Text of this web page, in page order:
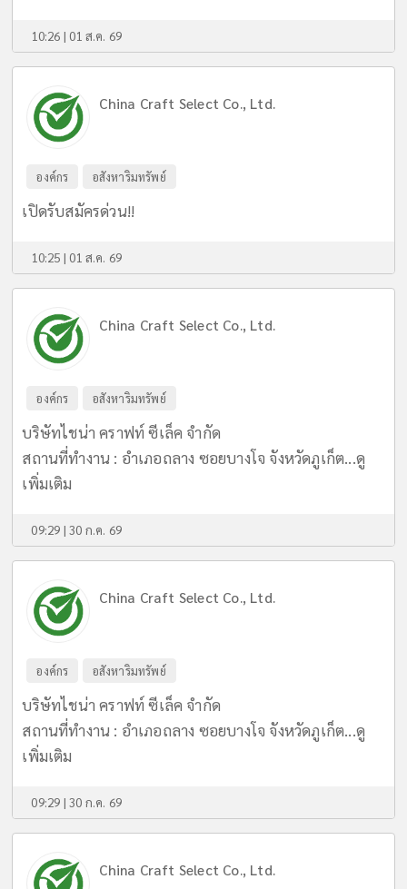
10:26 | 01 ส.ค. 69
China Craft Select Co., Ltd.
องค์กร อสังหาริมทรัพย์
เปิดรับสมัครด่วน!!
10:25 | 01 ส.ค. 69
China Craft Select Co., Ltd.
องค์กร อสังหาริมทรัพย์
บริษัทไชน่า คราฟท์ ซีเล็ค จำกัด
สถานที่ทำงาน : อำเภอถลาง ซอยบางโจ จังหวัดภูเก็ต...ดู
เพิ่มเติม
09:29 | 30 ก.ค. 69
China Craft Select Co., Ltd.
องค์กร อสังหาริมทรัพย์
บริษัทไชน่า คราฟท์ ซีเล็ค จำกัด
สถานที่ทำงาน : อำเภอถลาง ซอยบางโจ จังหวัดภูเก็ต...ดู
เพิ่มเติม
09:29 | 30 ก.ค. 69
China Craft Select Co., Ltd.